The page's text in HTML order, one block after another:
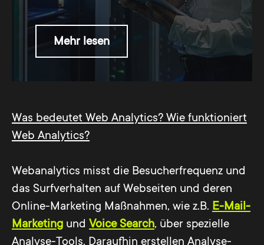
Was bedeutet Web Analytics? Wie funktioniert
Web Analytics?
Webanalytics misst die Besucherfrequenz und
das Surfverhalten auf Webseiten und deren
Online-Marketing Maßnahmen, wie z.B. E-Mail-
Marketing und Voice Search, über spezielle
Analyse-Tools. Daraufhin erstellen Analyse-
Mehr lesen